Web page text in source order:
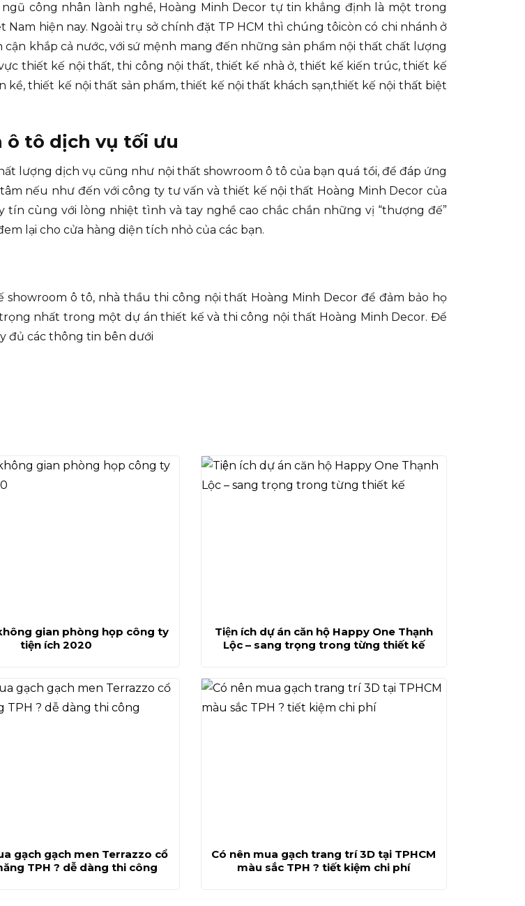
công nhân lành nghề, Hoàng Minh Decor tự tin khẳng định là một trong
hiện nay. Ngoài trụ sở chính đặt TP HCM thì chúng tôicòn có chi nhánh ở
khắp cả nước, với sứ mệnh mang đến những sản phẩm nội thất chất lượng
thiết kế nội thất, thi công nội thất, thiết kế nhà ở, thiết kế kiến trúc, thiết kế
thiết kế nội thất sản phẩm, thiết kế nội thất khách sạn,thiết kế nội thất biệt
tô dịch vụ tối ưu
lượng dịch vụ cũng như nội thất showroom ô tô của bạn quá tồi, để đáp ứng
nếu như đến với công ty tư vấn và thiết kế nội thất Hoàng Minh Decor của
cùng với lòng nhiệt tình và tay nghề cao chắc chắn những vị “thượng đế”
lại cho cửa hàng diện tích nhỏ của các bạn.
ô tô, nhà thầu thi công nội thất Hoàng Minh Decor để đảm bảo họ
nhất trong một dự án thiết kế và thi công nội thất Hoàng Minh Decor. Để
đủ các thông tin bên dưới
gian phòng họp công ty
tiện ích 2020
Tiện ích dự án căn hộ Happy One Thạnh
Lộc – sang trọng trong từng thiết kế
gạch gạch men Terrazzo cổ
TPH ? dễ dàng thi công
Có nên mua gạch trang trí 3D tại TPHCM
màu sắc TPH ? tiết kiệm chi phí